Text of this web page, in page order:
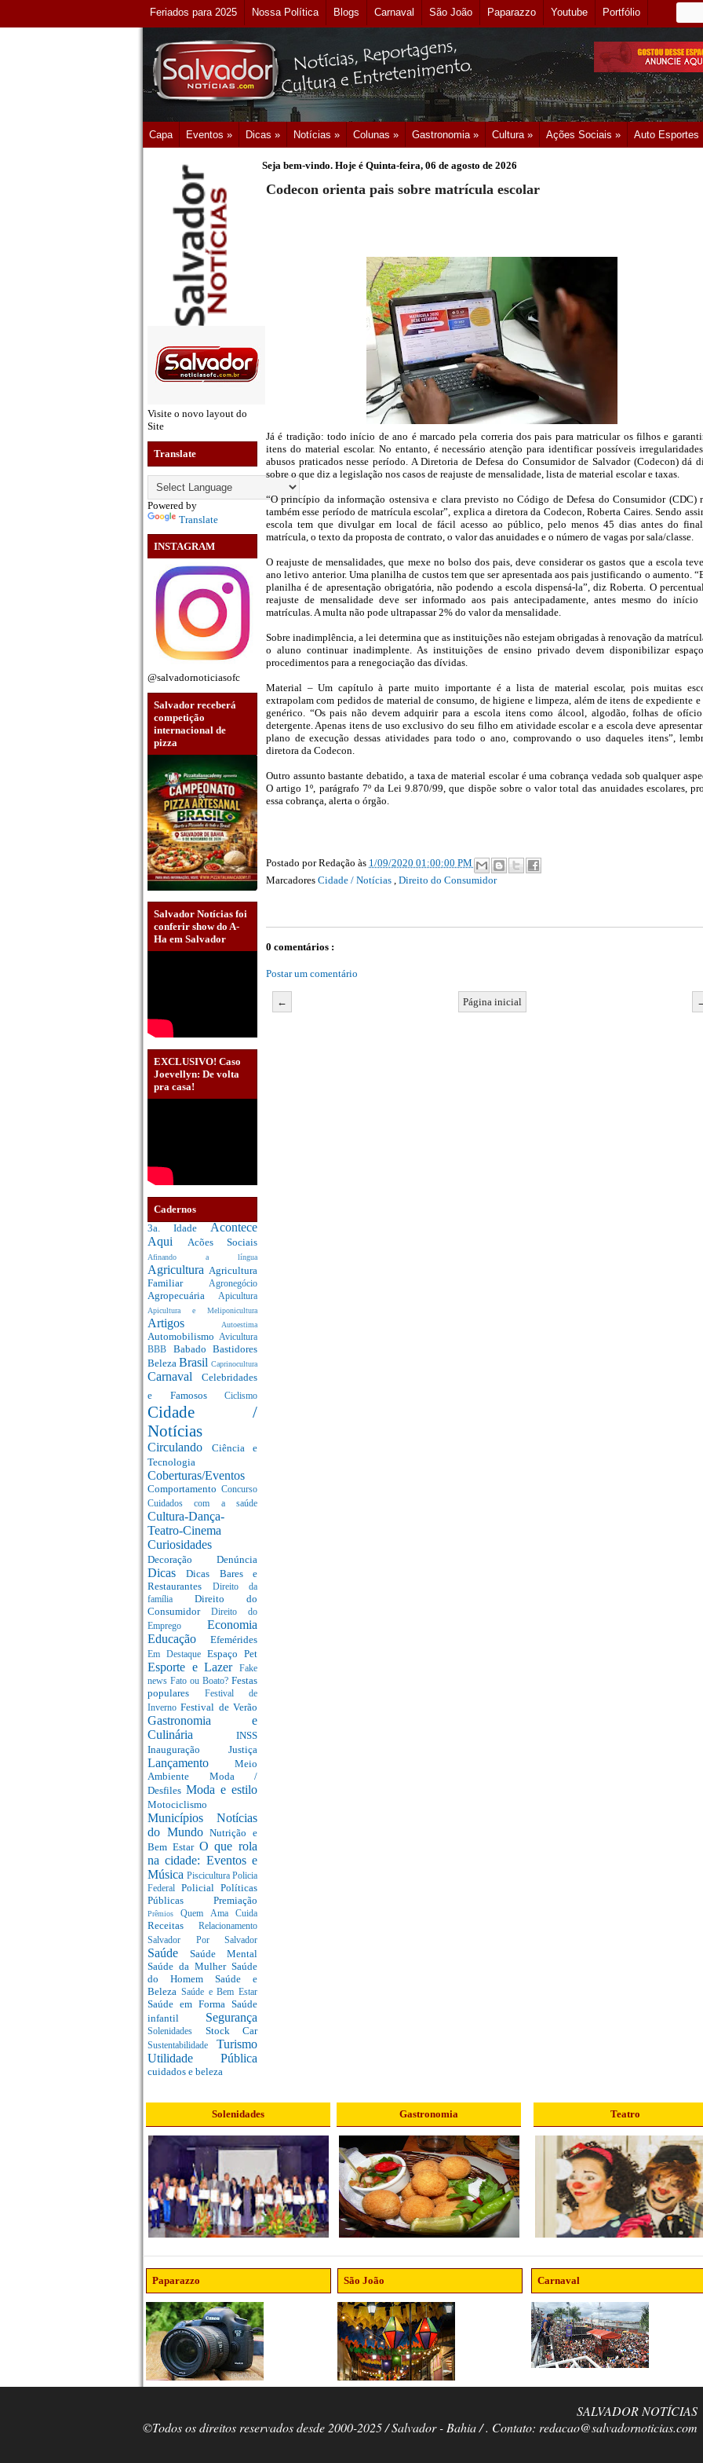
Feriados para 2025 Nossa Política Blogs Carnaval São João Paparazzo Youtube Portfólio
Capa Eventos » Dicas » Notícias » Colunas » Gastronomia » Cultura » Ações Sociais » Auto Esportes
Visite o novo layout do
Site
Translate
Powered by
Translate
INSTAGRAM
@salvadornoticiasofc
Salvador receberá
competição
internacional de
pizza
Salvador Notícias foi
conferir show do A-
Ha em Salvador
EXCLUSIVO! Caso
Joevellyn: De volta
pra casa!
Cadernos
3a. Idade Acontece
Aqui Acões Sociais
Afinando a língua
Agricultura Agricultura
Familiar Agronegócio
Agropecuária Apicultura
Apicultura e Meliponicultura
Artigos Autoestima
Automobilismo Avicultura
BBB Babado Bastidores
Beleza Brasil Caprinocultura
Carnaval Celebridades
e Famosos Ciclismo
Cidade /
Notícias
Circulando Ciência e
Tecnologia
Coberturas/Eventos
Comportamento Concurso
Cuidados com a saúde
Cultura-Dança-
Teatro-Cinema
Curiosidades
Decoração Denúncia
DicasDicas Bares e
Restaurantes
Direito da
família Direito do
Consumidor Direito do
Emprego Economia
Educação Efemérides
Em Destaque Espaço Pet
Esporte e Lazer
Fake
news Fato ou Boato? Festas
populares
Festival de
InvernoFestival de Verão
Gastronomia e
Culinária INSS
Inauguração Justiça
Lançamento Meio
Ambiente Moda /
Desfiles Moda e estilo
Motociclismo
Municípios Notícias
do MundoNutrição e
Bem Estar O que rola
na cidade: Eventos e
Música Piscicultura Policia
Federal Policial Políticas
Públicas Premiação
PrêmiosQuem Ama Cuida
Receitas Relacionamento
Salvador Por Salvador
Saúde Saúde Mental
Saúde da Mulher Saúde
do Homem Saúde e
Beleza Saúde e Bem Estar
Saúde em Forma Saúde
infantil Segurança
Solenidades Stock Car
Sustentabilidade Turismo
Utilidade Pública
cuidados e beleza
Seja bem-vindo. Hoje é Quinta-feira, 06 de agosto de 2026
Codecon orienta pais sobre matrícula escolar
Já é tradição: todo início de ano é marcado pela correria dos pais para matricular os filhos e
itens do material escolar. No entanto, é necessário atenção para identificar possíveis
abusos praticados nesse período. A Diretoria de Defesa do Consumidor de Salvador (Codecon) dá
sobre o que diz a legislação nos casos de reajuste de mensalidade, lista de material escolar e taxas.
“O princípio da informação ostensiva e clara previsto no Código de Defesa do Consumidor (CDC)
também esse período de matrícula escolar”, explica a diretora da Codecon, Roberta Caires. Sendo
escola tem que divulgar em local de fácil acesso ao público, pelo menos 45 dias antes do
matrícula, o texto da proposta de contrato, o valor das anuidades e o número de vagas por sala/classe.
O reajuste de mensalidades, que mexe no bolso dos pais, deve considerar os gastos que a escola
ano letivo anterior. Uma planilha de custos tem que ser apresentada aos pais justificando o aumento.
planilha é de apresentação obrigatória, não podendo a escola dispensá-la”, diz Roberta. O
reajuste de mensalidade deve ser informado aos pais antecipadamente, antes mesmo do início
matrículas. A multa não pode ultrapassar 2% do valor da mensalidade.
Sobre inadimplência, a lei determina que as instituições não estejam obrigadas à renovação da
o aluno continuar inadimplente. As instituições de ensino privado devem disponibilizar
procedimentos para a renegociação das dívidas.
Material – Um capítulo à parte muito importante é a lista de material escolar, pois muitas
extrapolam com pedidos de material de consumo, de higiene e limpeza, além de itens de expediente e
genérico. “Os pais não devem adquirir para a escola itens como álcool, algodão, folhas de
detergente. Apenas itens de uso exclusivo do seu filho em atividade escolar e a escola deve
plano de execução dessas atividades para todo o ano, comprovando o uso daqueles itens”,
diretora da Codecon.
Outro assunto bastante debatido, a taxa de material escolar é uma cobrança vedada sob qualquer
O artigo 1º, parágrafo 7º da Lei 9.870/99, que dispõe sobre o valor total das anuidades escolares,
essa cobrança, alerta o órgão.
Postado porRedação às 1/09/2020 01:00:00 PM
Marcadores Cidade / Notícias , Direito do Consumidor
0 comentários :
Postar um comentário
← Página inicial
Solenidades Gastronomia Teatro
Paparazzo São João Carnaval
SALVADOR NOTÍCIAS
©Todos os direitos reservados desde 2000-2025 / Salvador - Bahia / . Contato: redacao@salvadornoticias.com